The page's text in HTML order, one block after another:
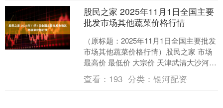
股民之家 2025年11月1日全国主要
批发市场其他蔬菜价格行情
（原标题：2025年11月1日全国主要批发
市场其他蔬菜价格行情）股民之家 市场
最高价 最低价 大宗价 天津武清大沙河批
发市场 1.60 1.00 1.30 全....
查看： 193 分类：银河配资